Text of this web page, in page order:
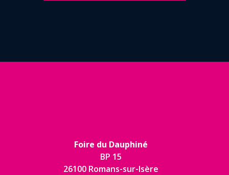
Foire du Dauphiné
BP 15
26100 Romans-sur-Isère